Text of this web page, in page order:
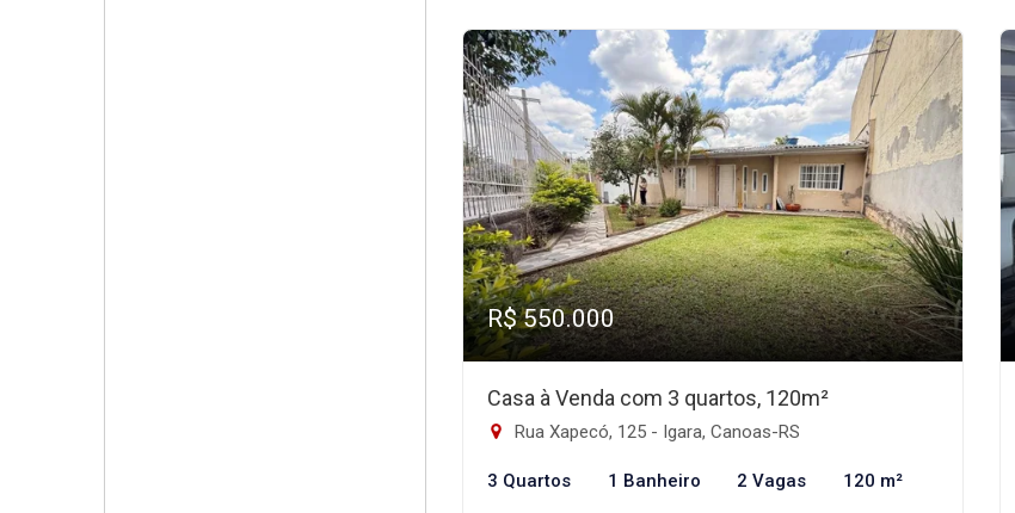
R$ 550.000
Casa à Venda com 3 quartos, 120m²
Rua Xapecó, 125 - Igara, Canoas-RS
3 Quartos 1 Banheiro 2 Vagas 120 m²